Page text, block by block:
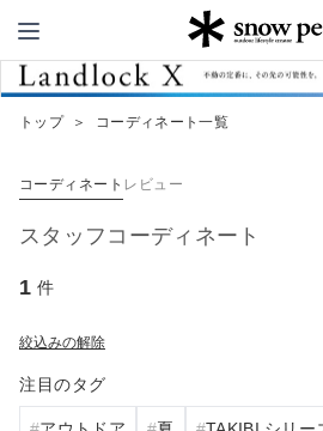
Snow Peak
トップ ＞ コーディネート一覧
コーディネート レビュー
スタッフコーディネート
1 件
絞込みの解除
注目のタグ